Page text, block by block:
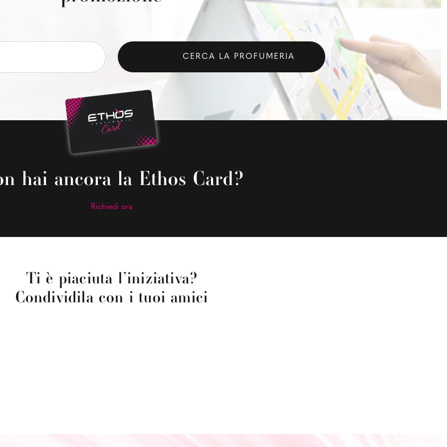
CERCA LA PROFUMERIA
hai ancora la Ethos Card?
Richiedi ora
Ti è piaciuta l’iniziativa?
Condividila con i tuoi amici